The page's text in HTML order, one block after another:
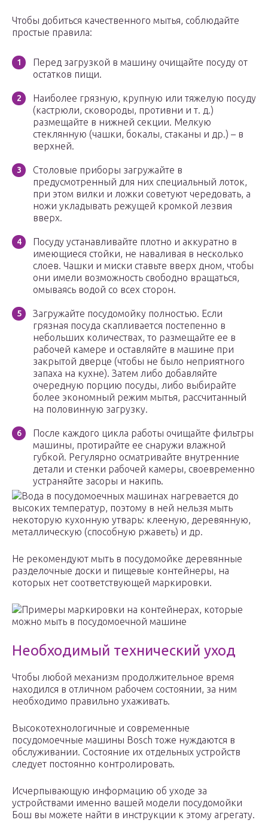
Чтобы добиться качественного мытья, соблюдайте
простые правила:
Перед загрузкой в машину очищайте посуду от
остатков пищи.
Наиболее грязную, крупную или тяжелую посуду
(кастрюли, сковороды, противни и т. д.)
размещайте в нижней секции. Мелкую
стеклянную (чашки, бокалы, стаканы и др.) – в
верхней.
Столовые приборы загружайте в
предусмотренный для них специальный лоток,
при этом вилки и ложки советуют чередовать, а
ножи укладывать режущей кромкой лезвия
вверх.
Посуду устанавливайте плотно и аккуратно в
имеющиеся стойки, не наваливая в несколько
слоев. Чашки и миски ставьте вверх дном, чтобы
они имели возможность свободно вращаться,
омываясь водой со всех сторон.
Загружайте посудомойку полностью. Если
грязная посуда скапливается постепенно в
небольших количествах, то размещайте ее в
рабочей камере и оставляйте в машине при
закрытой дверце (чтобы не было неприятного
запаха на кухне). Затем либо добавляйте
очередную порцию посуды, либо выбирайте
более экономный режим мытья, рассчитанный
на половинную загрузку.
После каждого цикла работы очищайте фильтры
машины, протирайте ее снаружи влажной
губкой. Регулярно осматривайте внутренние
детали и стенки рабочей камеры, своевременно
устраняйте засоры и накипь.
Вода в посудомоечных машинах нагревается до
высоких температур, поэтому в ней нельзя мыть
некоторую кухонную утварь: клееную, деревянную,
металлическую (способную ржаветь) и др.
Не рекомендуют мыть в посудомойке деревянные
разделочные доски и пищевые контейнеры, на
которых нет соответствующей маркировки.
Примеры маркировки на контейнерах, которые
можно мыть в посудомоечной машине
Необходимый технический уход
Чтобы любой механизм продолжительное время
находился в отличном рабочем состоянии, за ним
необходимо правильно ухаживать.
Высокотехнологичные и современные
посудомоечные машины Bosch тоже нуждаются в
обслуживании. Состояние их отдельных устройств
следует постоянно контролировать.
Исчерпывающую информацию об уходе за
устройствами именно вашей модели посудомойки
Бош вы можете найти в инструкции к этому агрегату.